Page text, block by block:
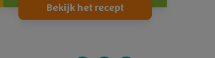
Bekijk het recept